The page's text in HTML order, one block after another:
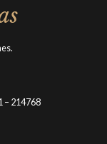
– 214768